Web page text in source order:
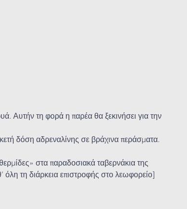
Αυτήν τη φορά η παρέα θα ξεκινήσει για την
δόση αδρεναλίνης σε βράχινα περάσματα.
στα παραδοσιακά ταβερνάκια της
όλη τη διάρκεια επιστροφής στο λεωφορείο]